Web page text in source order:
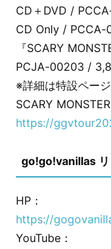
CD＋DVD /
CD Only / PCCA-
『SCARY
PCJA-00203 /
※詳細は特設ペー
SCARY
https://
go!go!vanillas リ
HP：
https://
YouTube：